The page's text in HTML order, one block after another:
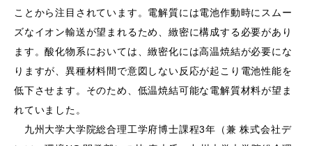
ことから注⽬されています。電解質には電池作動時にスムー
ズなイオン輸送が望まれるため、緻密に構成する必要があり
ます。酸化物系においては、緻密化には⾼温焼結が必要にな
りますが、異種材料間で意図しない反応が起こり電池性能を
低下させます。そのため、低温焼結可能な電解質材料が望ま
れていました。
九州⼤学⼤学院総合理⼯学府博⼠課程3年（兼 株式会社デ